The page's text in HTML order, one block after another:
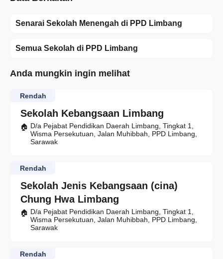
Senarai Sekolah Menengah di PPD Limbang
Semua Sekolah di PPD Limbang
Anda mungkin ingin melihat
Sekolah Kebangsaan Limbang
Rendah
D/a Pejabat Pendidikan Daerah Limbang, Tingkat 1,
Wisma Persekutuan, Jalan Muhibbah, PPD Limbang,
Sarawak
Sekolah Jenis Kebangsaan (cina)
Chung Hwa Limbang
Rendah
D/a Pejabat Pendidikan Daerah Limbang, Tingkat 1,
Wisma Persekutuan, Jalan Muhibbah, PPD Limbang,
Sarawak
Rendah